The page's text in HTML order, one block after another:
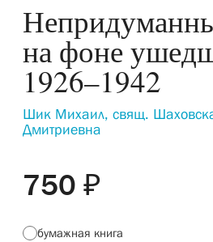
на фоне
1926–1942
Шик Михаил, свящ.
Дмитриевна
750 ₽
бумажная книга